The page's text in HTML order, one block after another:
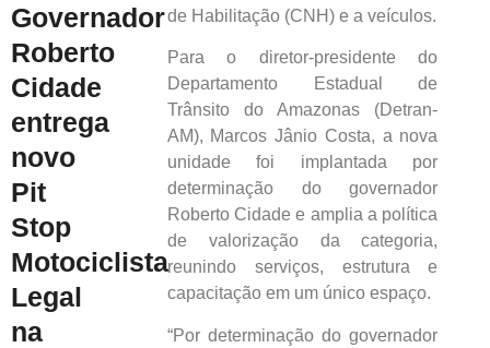
Governador
Roberto
Cidade
entrega
novo
Pit
Stop
Motociclista
Legal
na
de Habilitação (CNH) e a veículos.
Para o diretor-presidente do
Departamento Estadual de
Trânsito do Amazonas (Detran-
AM), Marcos Jânio Costa, a nova
unidade foi implantada por
determinação do governador
Roberto Cidade e amplia a política
de valorização da categoria,
reunindo serviços, estrutura e
capacitação em um único espaço.
“Por determinação do governador